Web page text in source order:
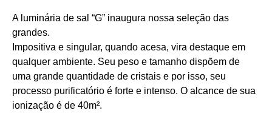
A luminária de sal “G” inaugura nossa seleção das
grandes.
Impositiva e singular, quando acesa, vira destaque em
qualquer ambiente. Seu peso e tamanho dispõem de
uma grande quantidade de cristais e por isso, seu
processo purificatório é forte e intenso. O alcance de sua
ionização é de 40m².